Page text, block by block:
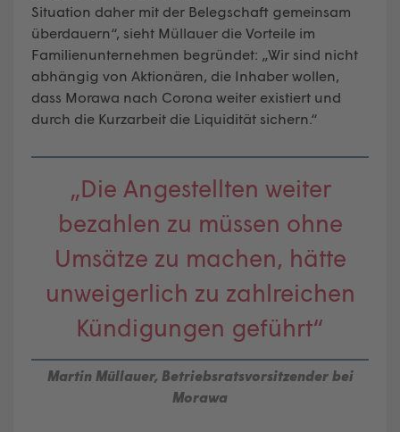
Situation daher mit der Belegschaft gemeinsam
überdauern“, sieht Müllauer die Vorteile im
Familienunternehmen begründet: „Wir sind nicht
abhängig von Aktionären, die Inhaber wollen,
dass Morawa nach Corona weiter existiert und
durch die Kurzarbeit die Liquidität sichern.“
„Die Angestellten weiter
bezahlen zu müssen ohne
Umsätze zu machen, hätte
unweigerlich zu zahlreichen
Kündigungen geführt“
Martin Müllauer, Betriebsratsvorsitzender bei
Morawa